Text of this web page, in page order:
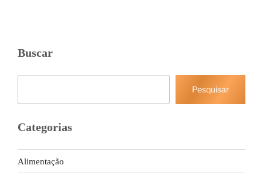
Buscar
Pesquisar
Categorias
Alimentação